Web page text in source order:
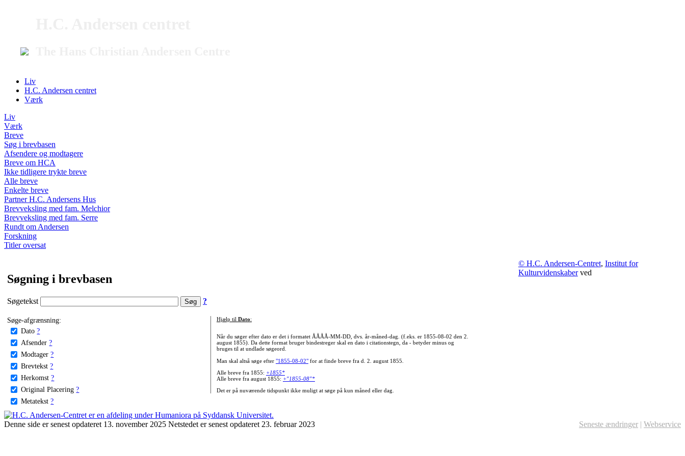
Liv
H.C. Andersen centret
Værk
Liv
Værk
Breve
Søg i brevbasen
Afsendere og modtagere
Breve om HCA
Ikke tidligere trykte breve
Alle breve
Enkelte breve
Partner H.C. Andersens Hus
Brevveksling med fam. Melchior
Brevveksling med fam. Serre
Rundt om Andersen
Forskning
Titler oversat
Søgning i brevbasen
Søgetekst ?
Søge-afgrænsning:
Dato ?
Afsender ?
Modtager ?
Brevtekst ?
Herkomst ?
Original Placering ?
Metatekst ?
Hjælp til Dato:
Når du søger efter dato er det i formatet ÅÅÅÅ-MM-DD, dvs. år-måned-dag. (f.eks. er 1855-08-02 den 2.
august 1855). Da dette format bruger bindestreger skal en dato i citationstegn, da - betyder minus og
bruges til at undlade søgeord.
Man skal altså søge efter "1855-08-02"for at finde breve fra d. 2. august 1855.
Alle breve fra 1855: +1855*
Alle breve fra august 1855: +"1855-08"*
Det er på nuværende tidspunkt ikke muligt at søge på kun måned eller dag.
© H.C. Andersen-Centret, Institut for
Kulturvidenskaberved
Denne side er senest opdateret 13. november 2025 Netstedet er senest opdateret 23. februar 2023 Seneste ændringer | Webservice